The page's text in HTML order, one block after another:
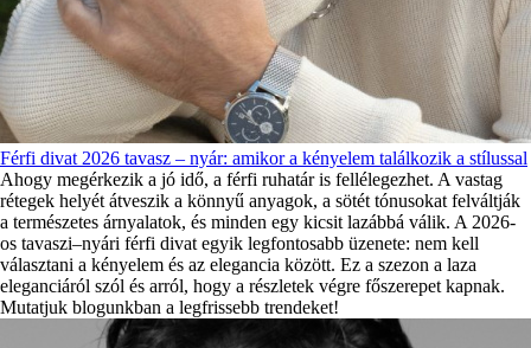
Férfi divat 2026 tavasz – nyár: amikor a kényelem találkozik a stílussal
Ahogy megérkezik a jó idő, a férfi ruhatár is fellélegezhet. A vastag
rétegek helyét átveszik a könnyű anyagok, a sötét tónusokat felváltják
a természetes árnyalatok, és minden egy kicsit lazábbá válik. A 2026-
os tavaszi–nyári férfi divat egyik legfontosabb üzenete: nem kell
választani a kényelem és az elegancia között. Ez a szezon a laza
eleganciáról szól és arról, hogy a részletek végre főszerepet kapnak.
Mutatjuk blogunkban a legfrissebb trendeket!